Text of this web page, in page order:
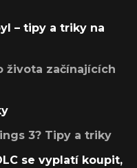
– tipy a triky na
života začínajících
3? Tipy a triky
se vyplatí koupit,